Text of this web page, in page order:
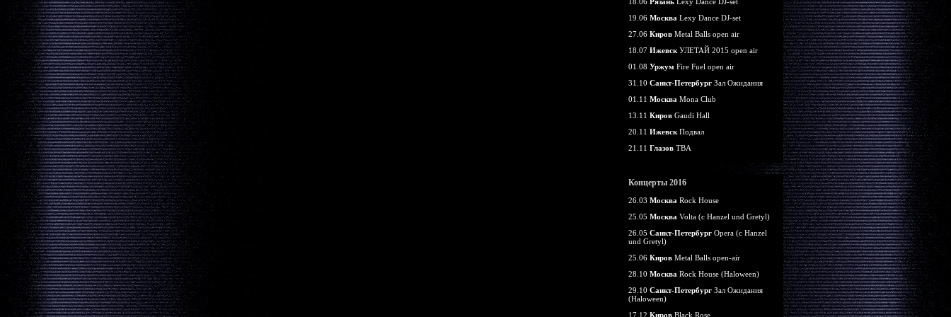
19.06 Москва Lexy Dance DJ-set
27.06 Киров Metal Balls open air
18.07 Ижевск УЛЕТАЙ 2015 open air
01.08 Уржум Fire Fuel open air
31.10 Санкт-Петербург Зал Ожидания
01.11 Москва Mona Club
13.11 Киров Gaudi Hall
20.11 Ижевск Подвал
21.11 Глазов TBA
Концерты 2016
26.03 Москва Rock House
25.05 Москва Volta (c Hanzel und Gretyl)
26.05 Санкт-Петербург Opera (c Hanzel
und Gretyl)
25.06 Киров Metal Balls open-air
28.10 Москва Rock House (Haloween)
29.10 Санкт-Петербург Зал Ожидания
(Haloween)
17.12 Киров Black Rose